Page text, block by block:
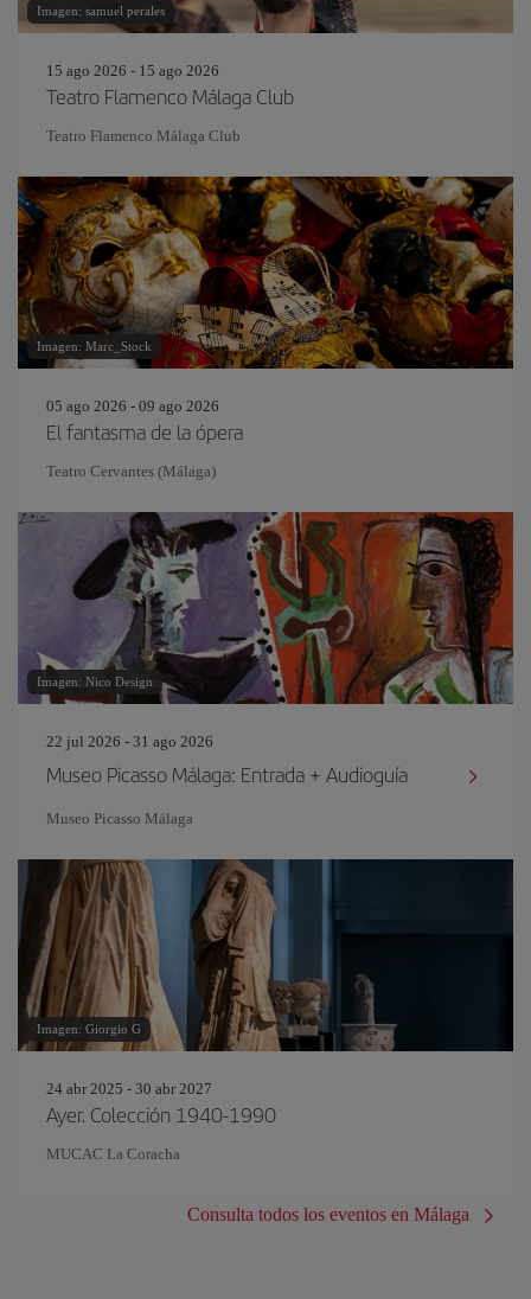
Imagen: samuel perales
15 ago 2026 - 15 ago 2026
Teatro Flamenco Málaga Club
Teatro Flamenco Málaga Club
Imagen: Marc_Stock
05 ago 2026 - 09 ago 2026
El fantasma de la ópera
Teatro Cervantes (Málaga)
Imagen: Nico Design
22 jul 2026 - 31 ago 2026
Museo Picasso Málaga: Entrada + Audioguía
Museo Picasso Málaga
Imagen: Giorgio G
24 abr 2025 - 30 abr 2027
Ayer. Colección 1940-1990
MUCAC La Coracha
Consulta todos los eventos en Málaga